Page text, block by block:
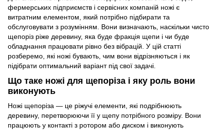
фермерських підприємств і сервісних компаній ножі є
витратним елементом, який потрібно підбирати та
обслуговувати з розумінням. Вони визначають, наскільки чисто
щепоріз ріже деревину, яка буде фракція щепи і чи буде
обладнання працювати рівно без вібрацій. У цій статті
розберемо, які ножі бувають, чим вони відрізняються і як
підібрати оптимальний варіант під свої задачі.
Що таке ножі для щепоріза і яку роль вони
виконують
Ножі щепоріза — це ріжучі елементи, які подрібнюють
деревину, перетворюючи її у щепу потрібного розміру. Вони
працюють у контакті з ротором або диском і виконують